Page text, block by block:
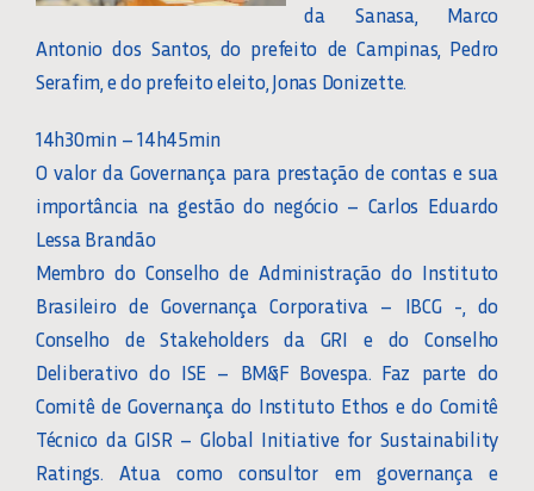
da Sanasa, Marco
Antonio dos Santos, do prefeito de Campinas, Pedro
Serafim, e do prefeito eleito, Jonas Donizette.
14h30min – 14h45min
O valor da Governança para prestação de contas e sua
importância na gestão do negócio – Carlos Eduardo
Lessa Brandão
Membro do Conselho de Administração do Instituto
Brasileiro de Governança Corporativa – IBCG -, do
Conselho de Stakeholders da GRI e do Conselho
Deliberativo do ISE – BM&F Bovespa. Faz parte do
Comitê de Governança do Instituto Ethos e do Comitê
Técnico da GISR – Global Initiative for Sustainability
Ratings. Atua como consultor em governança e